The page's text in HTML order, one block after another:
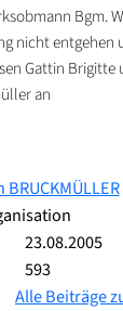
Bgm.
nicht entgehen
Gattin Brigitte
an
23.08.2005
593
Alle Beiträge